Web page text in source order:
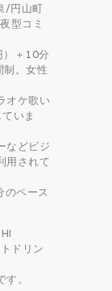
/円山町
型コミ
＋10分
。女性
オケ歌い
いま
などビジ
用されて
のペース
ドリン
。